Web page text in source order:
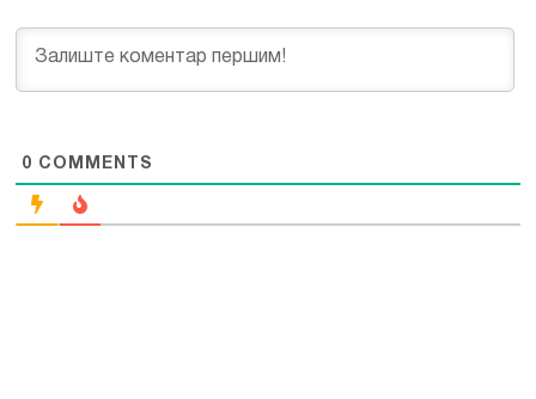
0 COMMENTS